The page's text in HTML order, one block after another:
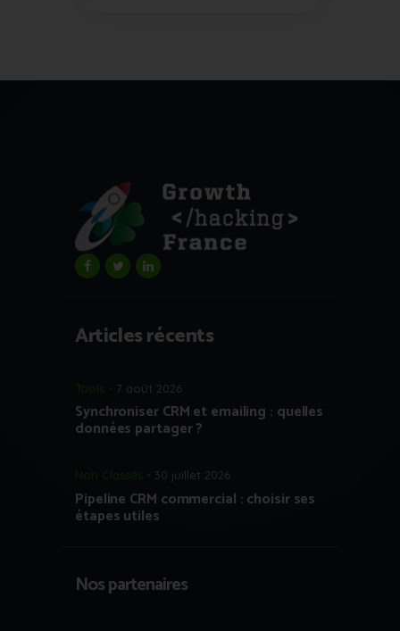
Articles récents
Tools 7 août 2026
Synchroniser CRM et emailing : quelles
données partager ?
Non Classés 30 juillet 2026
Pipeline CRM commercial : choisir ses
étapes utiles
Nos partenaires